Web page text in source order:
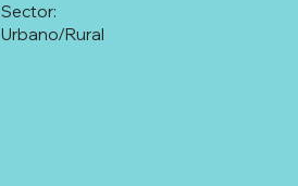
Urbano/Rural
Sector: